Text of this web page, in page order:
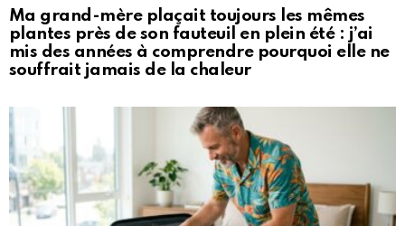
Ma grand-mère plaçait toujours les mêmes
plantes près de son fauteuil en plein été : j’ai
mis des années à comprendre pourquoi elle ne
souffrait jamais de la chaleur